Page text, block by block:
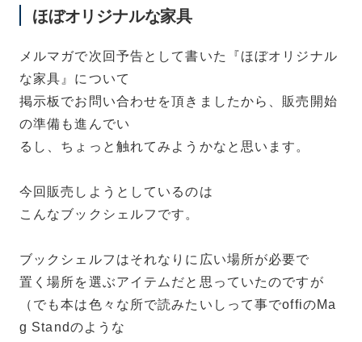
ほぼオリジナルな家具
メルマガで次回予告として書いた『ほぼオリジナル
な家具』について
掲示板でお問い合わせを頂きましたから、販売開始
の準備も進んでい
るし、ちょっと触れてみようかなと思います。
今回販売しようとしているのは
こんなブックシェルフです。
ブックシェルフはそれなりに広い場所が必要で
置く場所を選ぶアイテムだと思っていたのですが
（でも本は色々な所で読みたいしって事でoffiのMa
g Standのような